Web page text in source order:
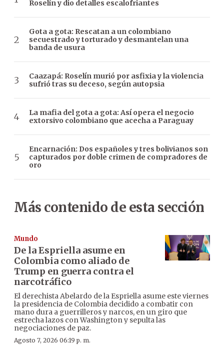
Roselín y dio detalles escalofriantes
Gota a gota: Rescatan a un colombiano
secuestrado y torturado y desmantelan una
banda de usura
Caazapá: Roselín murió por asfixia y la violencia
sufrió tras su deceso, según autopsia
La mafia del gota a gota: Así opera el negocio
extorsivo colombiano que acecha a Paraguay
Encarnación: Dos españoles y tres bolivianos son
capturados por doble crimen de compradores de
oro
Más contenido de esta sección
Mundo
De la Espriella asume en
Colombia como aliado de
Trump en guerra contra el
narcotráfico
El derechista Abelardo de la Espriella asume este viernes
la presidencia de Colombia decidido a combatir con
mano dura a guerrilleros y narcos, en un giro que
estrecha lazos con Washington y sepulta las
negociaciones de paz.
Agosto 7, 2026 06:19 p. m.